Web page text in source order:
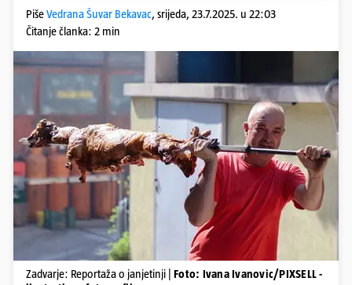
PišeVedrana Šuvar Bekavac, srijeda, 23.7.2025. u 22:03
Čitanje članka: 2 min
Zadvarje: Reportaža o janjetinji | Foto: Ivana Ivanovic/PIXSELL -